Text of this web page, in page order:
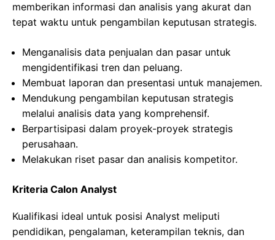
memberikan informasi dan analisis yang akurat dan
tepat waktu untuk pengambilan keputusan strategis.
Menganalisis data penjualan dan pasar untuk
mengidentifikasi tren dan peluang.
Membuat laporan dan presentasi untuk manajemen.
Mendukung pengambilan keputusan strategis
melalui analisis data yang komprehensif.
Berpartisipasi dalam proyek-proyek strategis
perusahaan.
Melakukan riset pasar dan analisis kompetitor.
Kriteria Calon Analyst
Kualifikasi ideal untuk posisi Analyst meliputi
pendidikan, pengalaman, keterampilan teknis, dan